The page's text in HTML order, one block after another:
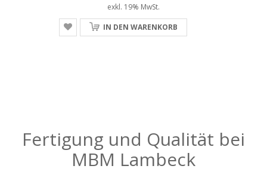
exkl. 19% MwSt.
IN DEN WARENKORB
Fertigung und Qualität bei
MBM Lambeck